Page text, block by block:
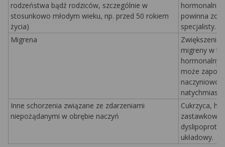
rodzeństwa bądź rodziców, szczególnie w
stosunkowo młodym wieku, np. przed 50 rokiem
życia)
powinna
specjalisty.
Migrena
Zwiększenie
migreny w
może
Inne schorzenia związane ze zdarzeniami
niepożądanymi w obrębie naczyń
Cukrzyca,
zastawkowe
układowy.